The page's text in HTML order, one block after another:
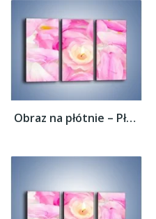
Obraz na płótnie – Pływająca różana...